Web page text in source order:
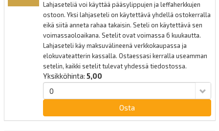
Lahjaseteliä voi käyttää pääsylippujen ja leffaherkkujen
ostoon. Yksi lahjaseteli on käytettävä yhdellä ostokerralla
eikä siitä anneta rahaa takaisin. Seteli on käytettävä sen
voimassaoloaikana. Setelit ovat voimassa 6 kuukautta.
Lahjaseteli käy maksuvälineenä verkkokaupassa ja
elokuvateatterin kassalla. Ostaessasi kerralla useamman
setelin, kaikki setelit tulevat yhdessä tiedostossa.
Yksikköhinta: 5,00
Osta